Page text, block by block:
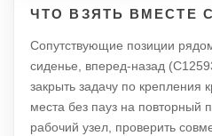
ЧТО ВЗЯТЬ ВМЕСТЕ
Сопутствующие позиции
сиденье, вперед-назад
закрыть задачу по крепления
места без пауз на повторный
рабочий узел, проверить